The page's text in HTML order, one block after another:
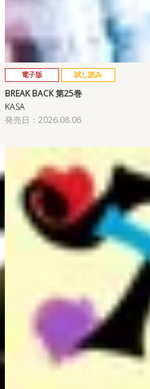
電子版 試し読み
BREAK BACK 第25巻
KASA
発売日：2026.08.06